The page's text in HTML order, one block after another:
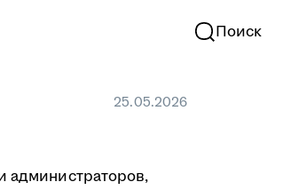
Поиск
25.05.2026
администраторов,